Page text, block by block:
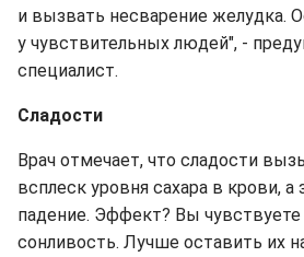
и вызвать несварение желудка.
у чувствительных людей", -
специалист.
Сладости
Врач отмечает, что сладости
всплеск уровня сахара в крови, а
падение. Эффект? Вы чувствуете
сонливость. Лучше оставить их